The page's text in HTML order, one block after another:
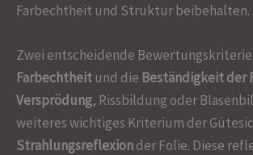
Farbechtheit und Struktur beibehalten.
Zwei entscheidende
Farbechtheit und die Beständigkeit der
Versprödung, Rissbildung oder
weiteres wichtiges Kriterium der
Strahlungsreflexionder Folie. Diese